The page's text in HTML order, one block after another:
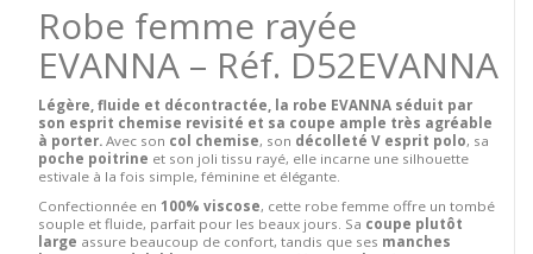
Robe femme rayée
EVANNA – Réf. D52EVANNA
Légère, fluide et décontractée, la robe EVANNA séduit par
son esprit chemise revisité et sa coupe ample très agréable
à porter. Avec son col chemise, son décolleté V esprit polo, sa
poche poitrine et son joli tissu rayé, elle incarne une silhouette
estivale à la fois simple, féminine et élégante.
Confectionnée en 100% viscose, cette robe femme offre un tombé
souple et fluide, parfait pour les beaux jours. Sa coupe plutôt
large assure beaucoup de confort, tandis que ses manches